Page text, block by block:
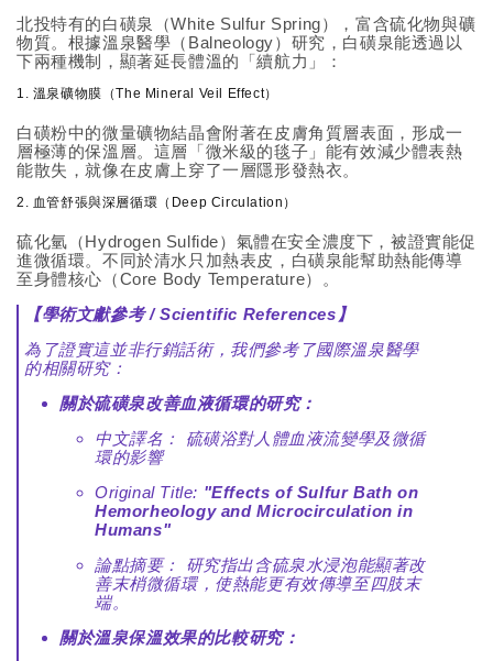
北投特有的白磺泉（White Sulfur Spring），富含硫化物與礦
物質。根據溫泉醫學（Balneology）研究，白磺泉能透過以
下兩種機制，顯著延長體溫的「續航力」：
1. 溫泉礦物膜（The Mineral Veil Effect）
白磺粉中的微量礦物結晶會附著在皮膚角質層表面，形成一
層極薄的保溫層。這層「微米級的毯子」能有效減少體表熱
能散失，就像在皮膚上穿了一層隱形發熱衣。
2. 血管舒張與深層循環（Deep Circulation）
硫化氫（Hydrogen Sulfide）氣體在安全濃度下，被證實能促
進微循環。不同於清水只加熱表皮，白磺泉能幫助熱能傳導
至身體核心（Core Body Temperature）。
【學術文獻參考 / Scientific References】
為了證實這並非行銷話術，我們參考了國際溫泉醫學
的相關研究：
關於硫磺泉改善血液循環的研究：
中文譯名：
硫磺浴對人體血液流變學及微循
環的影響
Original Title: "Effects of Sulfur Bath on
Hemorheology and Microcirculation in
Humans"
論點摘要：
研究指出含硫泉水浸泡能顯著改
善末梢微循環，使熱能更有效傳導至四肢末
端。
關於溫泉保溫效果的比較研究：